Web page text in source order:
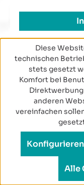
TOP
Abonnieren Sie
spannenden
Diese
technischen
stets gesetzt
Komfort bei
anderen
vereinfachen
Konfigurieren
Alle